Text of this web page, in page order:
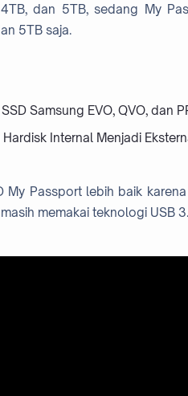
dan 5TB, sedang My
5TB saja.
Samsung EVO, QVO, dan
Internal Menjadi
My Passport lebih baik
memakai teknologi USB